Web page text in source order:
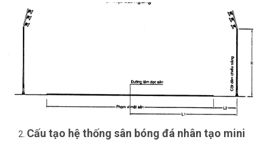
Cấu tạo hệ thống sân bóng đá nhân tạo mini